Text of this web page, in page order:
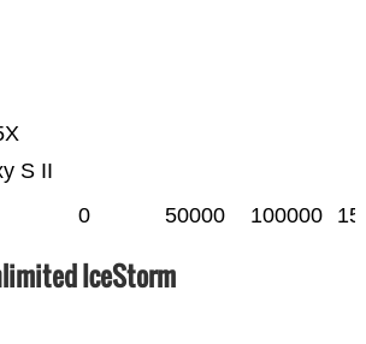
S II
0 50000 100000
Unlimited IceStorm